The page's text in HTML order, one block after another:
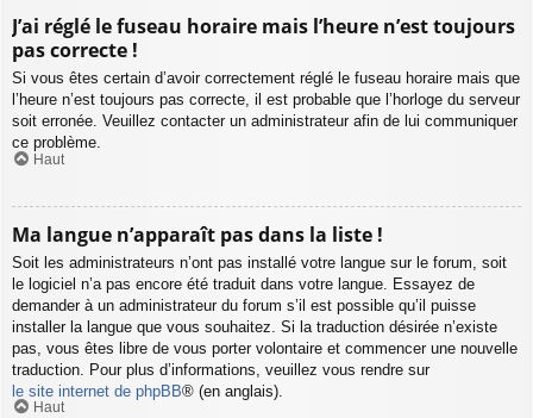
J’ai réglé le fuseau horaire mais l’heure n’est toujours
pas correcte !
Si vous êtes certain d’avoir correctement réglé le fuseau horaire mais que
l’heure n’est toujours pas correcte, il est probable que l’horloge du serveur
soit erronée. Veuillez contacter un administrateur afin de lui communiquer
ce problème.
Haut
Ma langue n’apparaît pas dans la liste !
Soit les administrateurs n’ont pas installé votre langue sur le forum, soit
le logiciel n’a pas encore été traduit dans votre langue. Essayez de
demander à un administrateur du forum s’il est possible qu’il puisse
installer la langue que vous souhaitez. Si la traduction désirée n’existe
pas, vous êtes libre de vous porter volontaire et commencer une nouvelle
traduction. Pour plus d’informations, veuillez vous rendre sur
le site internet de phpBB® (en anglais).
Haut